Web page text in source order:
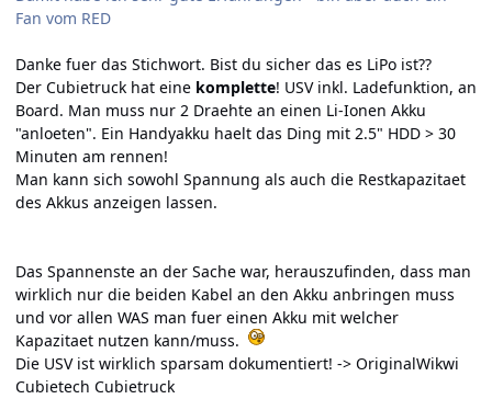
Fan vom RED
Danke fuer das Stichwort. Bist du sicher das es LiPo ist??
Der Cubietruck hat eine komplette! USV inkl. Ladefunktion, an
Board. Man muss nur 2 Draehte an einen Li-Ionen Akku
"anloeten". Ein Handyakku haelt das Ding mit 2.5" HDD > 30
Minuten am rennen!
Man kann sich sowohl Spannung als auch die Restkapazitaet
des Akkus anzeigen lassen.
Das Spannenste an der Sache war, herauszufinden, dass man
wirklich nur die beiden Kabel an den Akku anbringen muss
und vor allen WAS man fuer einen Akku mit welcher
Kapazitaet nutzen kann/muss.
Die USV ist wirklich sparsam dokumentiert! -> OriginalWikwi
Cubietech Cubietruck